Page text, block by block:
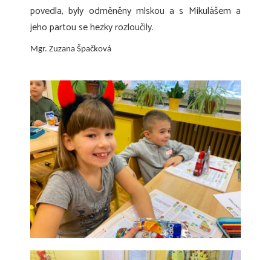
povedla, byly odměněny mlskou a s Mikulášem a
jeho partou se hezky rozloučily.
Mgr. Zuzana Špačková